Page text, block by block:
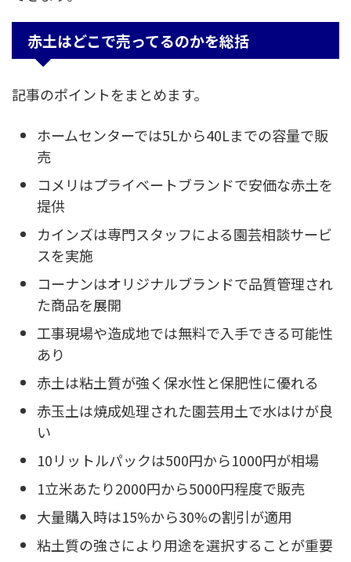
赤土はどこで売ってるのかを総括
記事のポイントをまとめます。
ホームセンターでは5Lから40Lまでの容量で販
売
コメリはプライベートブランドで安価な赤土を
提供
カインズは専門スタッフによる園芸相談サービ
スを実施
コーナンはオリジナルブランドで品質管理され
た商品を展開
工事現場や造成地では無料で入手できる可能性
あり
赤土は粘土質が強く保水性と保肥性に優れる
赤玉土は焼成処理された園芸用土で水はけが良
い
10リットルパックは500円から1000円が相場
1立米あたり2000円から5000円程度で販売
大量購入時は15%から30%の割引が適用
粘土質の強さにより用途を選択することが重要